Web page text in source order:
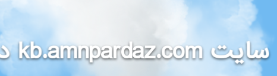
سایتkb.amnpardaz.com